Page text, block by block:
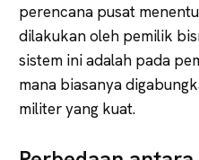
perencana pusat
dilakukan oleh pemilik
sistem ini adalah pada
mana biasanya
militer yang kuat.